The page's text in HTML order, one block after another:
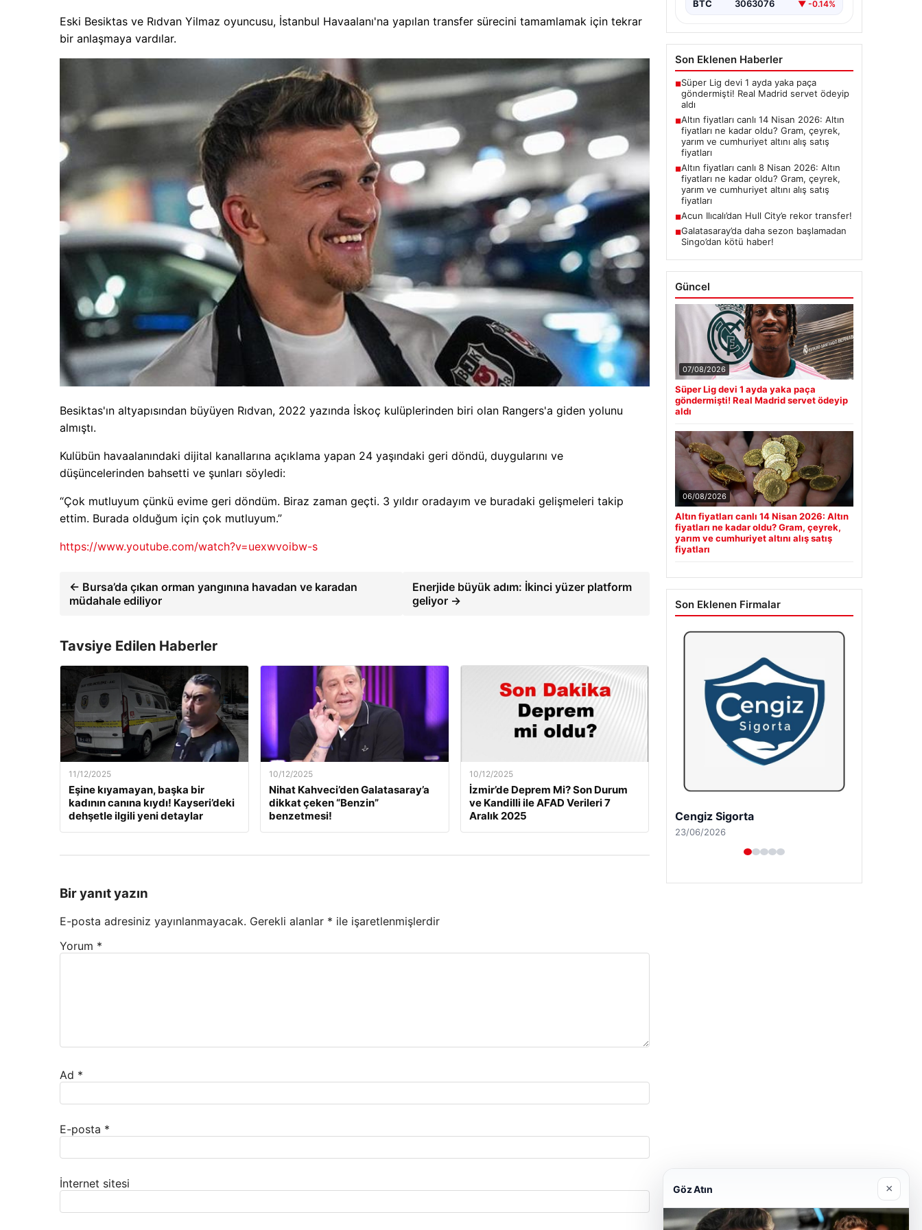
Eski Besiktas ve Rıdvan Yilmaz oyuncusu, İstanbul Havaalanı'na yapılan transfer sürecini tamamlamak için tekrar
bir anlaşmaya vardılar.
Besiktas'ın altyapısından büyüyen Rıdvan, 2022 yazında İskoç kulüplerinden biri olan Rangers'a giden yolunu
almıştı.
Kulübün havaalanındaki dijital kanallarına açıklama yapan 24 yaşındaki geri döndü, duygularını ve
düşüncelerinden bahsetti ve şunları söyledi:
“Çok mutluyum çünkü evime geri döndüm. Biraz zaman geçti. 3 yıldır oradayım ve buradaki gelişmeleri takip
ettim. Burada olduğum için çok mutluyum.”
https://www.youtube.com/watch?v=uexwvoibw-s
← Bursa’da çıkan orman yangınına havadan ve karadan
müdahale ediliyor
Enerjide büyük adım: İkinci yüzer platform
geliyor →
Tavsiye Edilen Haberler
11/12/2025
Eşine kıyamayan, başka bir
kadının canına kıydı! Kayseri’deki
dehşetle ilgili yeni detaylar
10/12/2025
Nihat Kahveci’den Galatasaray’a
dikkat çeken “Benzin”
benzetmesi!
10/12/2025
İzmir’de Deprem Mi? Son Durum
ve Kandilli ile AFAD Verileri 7
Aralık 2025
Bir yanıt yazın
E-posta adresiniz yayınlanmayacak. Gerekli alanlar * ile işaretlenmişlerdir
Yorum *
Ad *
E-posta *
İnternet sitesi
BTC 3063076 ▼ -0.14%
Son Eklenen Haberler
■Süper Lig devi 1 ayda yaka paça
göndermişti! Real Madrid servet ödeyip
aldı
■Altın fiyatları canlı 14 Nisan 2026: Altın
fiyatları ne kadar oldu? Gram, çeyrek,
yarım ve cumhuriyet altını alış satış
fiyatları
■Altın fiyatları canlı 8 Nisan 2026: Altın
fiyatları ne kadar oldu? Gram, çeyrek,
yarım ve cumhuriyet altını alış satış
fiyatları
■Acun Ilıcalı’dan Hull City’e rekor transfer!
■Galatasaray’da daha sezon başlamadan
Singo’dan kötü haber!
Güncel
07/08/2026
Süper Lig devi 1 ayda yaka paça
göndermişti! Real Madrid servet ödeyip
aldı
06/08/2026
Altın fiyatları canlı 14 Nisan 2026: Altın
fiyatları ne kadar oldu? Gram, çeyrek,
yarım ve cumhuriyet altını alış satış
fiyatları
Son Eklenen Firmalar
Hastaş Beton
26/05/2026
Göz Atın ×